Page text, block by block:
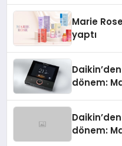
Marie
yaptı
dönem:
dönem: